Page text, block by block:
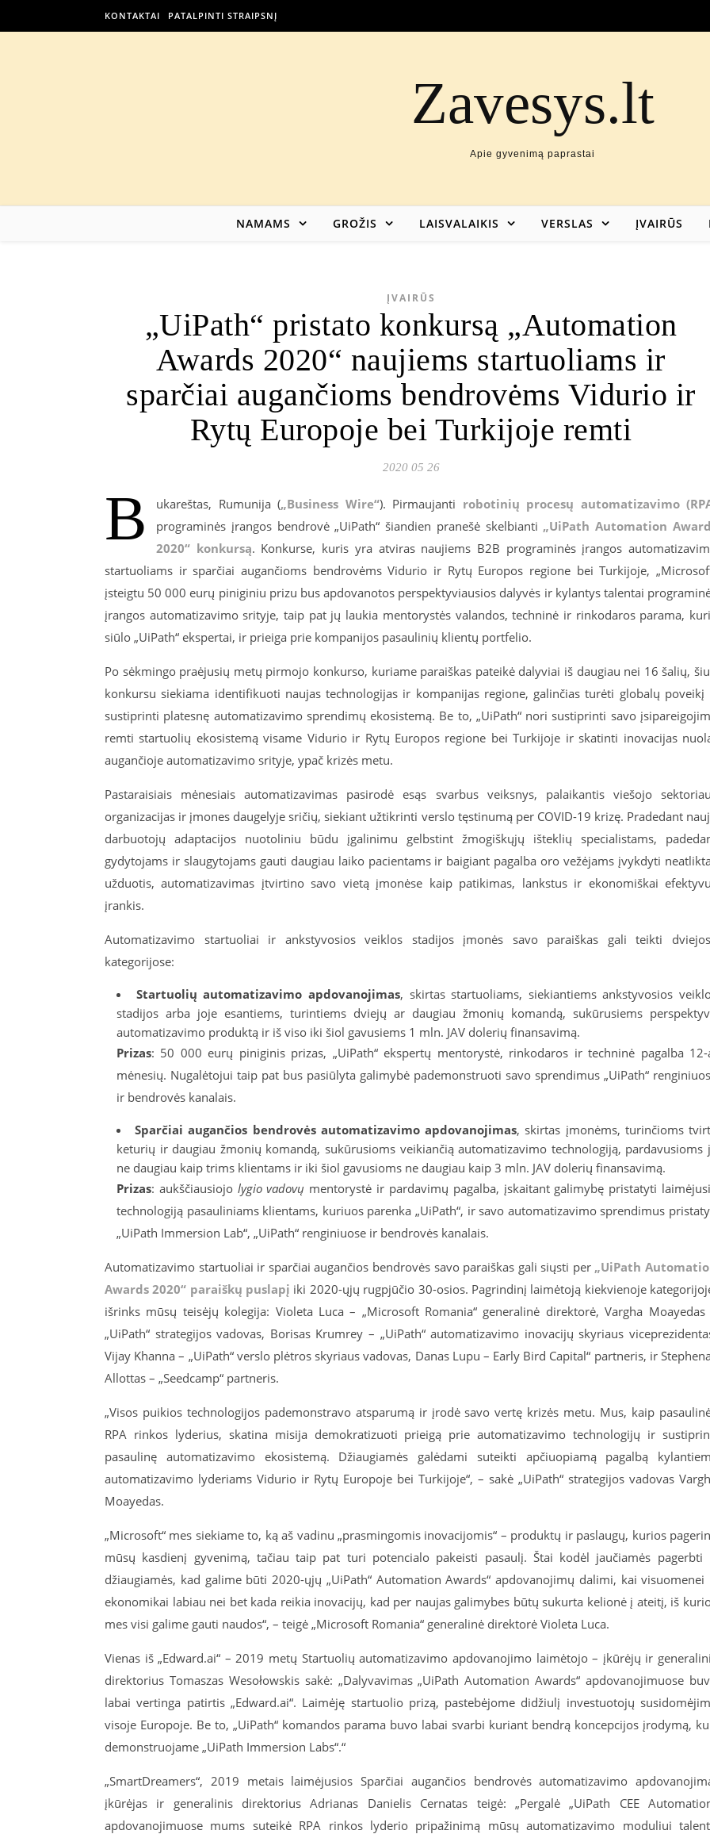
KONTAKTAI PATALPINTI STRAIPSNĮ
Zavesys.lt
Apie gyvenimą paprastai
NAMAMS GROŽIS LAISVALAIKIS VERSLAS ĮVAIRŪS
ĮVAIRŪS
„UiPath“ pristato konkursą „Automation
Awards 2020“ naujiems startuoliams ir
sparčiai augančioms bendrovėms Vidurio ir
Rytų Europoje bei Turkijoje remti
2020 05 26
B ukareštas, Rumunija („Business Wire“). Pirmaujanti robotinių procesų automatizavimo
programinės įrangos bendrovė „UiPath“ šiandien pranešė skelbianti „UiPath Automation
2020“ konkursą. Konkurse, kuris yra atviras naujiems B2B programinės įrangos
startuoliams ir sparčiai augančioms bendrovėms Vidurio ir Rytų Europos regione bei Turkijoje,
įsteigtu 50 000 eurų piniginiu prizu bus apdovanotos perspektyviausios dalyvės ir kylantys talentai
įrangos automatizavimo srityje, taip pat jų laukia mentorystės valandos, techninė ir rinkodaros parama,
siūlo „UiPath“ ekspertai, ir prieiga prie kompanijos pasaulinių klientų portfelio.
Po sėkmingo praėjusių metų pirmojo konkurso, kuriame paraiškas pateikė dalyviai iš daugiau nei 16 šalių,
konkursu siekiama identifikuoti naujas technologijas ir kompanijas regione, galinčias turėti globalų poveikį
sustiprinti platesnę automatizavimo sprendimų ekosistemą. Be to, „UiPath“ nori sustiprinti savo
remti startuolių ekosistemą visame Vidurio ir Rytų Europos regione bei Turkijoje ir skatinti inovacijas
augančioje automatizavimo srityje, ypač krizės metu.
Pastaraisiais mėnesiais automatizavimas pasirodė esąs svarbus veiksnys, palaikantis viešojo
organizacijas ir įmones daugelyje sričių, siekiant užtikrinti verslo tęstinumą per COVID-19 krizę. Pradedant
darbuotojų adaptacijos nuotoliniu būdu įgalinimu gelbstint žmogiškųjų išteklių specialistams,
gydytojams ir slaugytojams gauti daugiau laiko pacientams ir baigiant pagalba oro vežėjams įvykdyti
užduotis, automatizavimas įtvirtino savo vietą įmonėse kaip patikimas, lankstus ir ekonomiškai
įrankis.
Automatizavimo startuoliai ir ankstyvosios veiklos stadijos įmonės savo paraiškas gali teikti
kategorijose:
Startuolių automatizavimo apdovanojimas, skirtas startuoliams, siekiantiems ankstyvosios
stadijos arba joje esantiems, turintiems dviejų ar daugiau žmonių komandą, sukūrusiems
automatizavimo produktą ir iš viso iki šiol gavusiems 1 mln. JAV dolerių finansavimą.
Prizas: 50 000 eurų piniginis prizas, „UiPath“ ekspertų mentorystė, rinkodaros ir techninė pagalba 12-
mėnesių. Nugalėtojui taip pat bus pasiūlyta galimybė pademonstruoti savo sprendimus „UiPath“
ir bendrovės kanalais.
Sparčiai augančios bendrovės automatizavimo apdovanojimas, skirtas įmonėms, turinčioms
keturių ir daugiau žmonių komandą, sukūrusioms veikiančią automatizavimo technologiją, pardavusioms
ne daugiau kaip trims klientams ir iki šiol gavusioms ne daugiau kaip 3 mln. JAV dolerių finansavimą.
Prizas: aukščiausiojo lygio vadovų mentorystė ir pardavimų pagalba, įskaitant galimybę pristatyti
technologiją pasauliniams klientams, kuriuos parenka „UiPath“, ir savo automatizavimo sprendimus
„UiPath Immersion Lab“, „UiPath“ renginiuose ir bendrovės kanalais.
Automatizavimo startuoliai ir sparčiai augančios bendrovės savo paraiškas gali siųsti per „UiPath
Awards 2020“ paraiškų puslapį iki 2020-ųjų rugpjūčio 30-osios. Pagrindinį laimėtoją kiekvienoje
išrinks mūsų teisėjų kolegija: Violeta Luca – „Microsoft Romania“ generalinė direktorė, Vargha Moayedas
„UiPath“ strategijos vadovas, Borisas Krumrey – „UiPath“ automatizavimo inovacijų skyriaus
Vijay Khanna – „UiPath“ verslo plėtros skyriaus vadovas, Danas Lupu – Early Bird Capital“ partneris, ir
Allottas – „Seedcamp“ partneris.
„Visos puikios technologijos pademonstravo atsparumą ir įrodė savo vertę krizės metu. Mus, kaip
RPA rinkos lyderius, skatina misija demokratizuoti prieigą prie automatizavimo technologijų ir
pasaulinę automatizavimo ekosistemą. Džiaugiamės galėdami suteikti apčiuopiamą pagalbą
automatizavimo lyderiams Vidurio ir Rytų Europoje bei Turkijoje“, – sakė „UiPath“ strategijos vadovas
Moayedas.
„Microsoft“ mes siekiame to, ką aš vadinu „prasmingomis inovacijomis“ – produktų ir paslaugų, kurios
mūsų kasdienį gyvenimą, tačiau taip pat turi potencialo pakeisti pasaulį. Štai kodėl jaučiamės pagerbti
džiaugiamės, kad galime būti 2020-ųjų „UiPath“ Automation Awards“ apdovanojimų dalimi, kai visuomenei
ekonomikai labiau nei bet kada reikia inovacijų, kad per naujas galimybes būtų sukurta kelionė į ateitį, iš
mes visi galime gauti naudos“, – teigė „Microsoft Romania“ generalinė direktorė Violeta Luca.
Vienas iš „Edward.ai“ – 2019 metų Startuolių automatizavimo apdovanojimo laimėtojo – įkūrėjų ir
direktorius Tomaszas Wesołowskis sakė: „Dalyvavimas „UiPath Automation Awards“ apdovanojimuose
labai vertinga patirtis „Edward.ai“. Laimėję startuolio prizą, pastebėjome didžiulį investuotojų
visoje Europoje. Be to, „UiPath“ komandos parama buvo labai svarbi kuriant bendrą koncepcijos įrodymą,
demonstruojame „UiPath Immersion Labs“.“
„SmartDreamers“, 2019 metais laimėjusios Sparčiai augančios bendrovės automatizavimo
įkūrėjas ir generalinis direktorius Adrianas Danielis Cernatas teigė: „Pergalė „UiPath CEE
apdovanojimuose mums suteikė RPA rinkos lyderio pripažinimą mūsų automatizavimo moduliui